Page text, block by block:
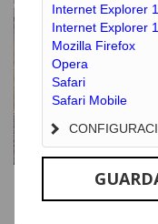
Descripción del
Internet Explorer
Internet Explorer
Mozilla Firefox
Opera
Safari
Safari Mobile